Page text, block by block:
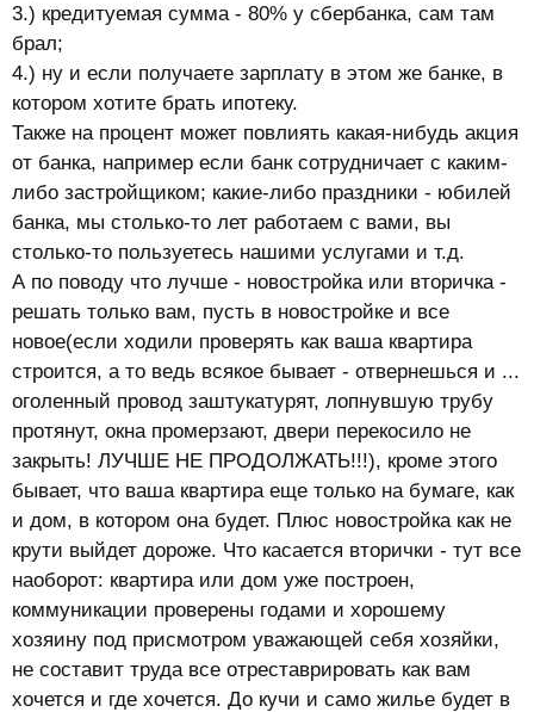
3.) кредитуемая сумма - 80% у сбербанка, сам там
брал;
4.) ну и если получаете зарплату в этом же банке, в
котором хотите брать ипотеку.
Также на процент может повлиять какая-нибудь акция
от банка, например если банк сотрудничает с каким-
либо застройщиком; какие-либо праздники - юбилей
банка, мы столько-то лет работаем с вами, вы
столько-то пользуетесь нашими услугами и т.д.
А по поводу что лучше - новостройка или вторичка -
решать только вам, пусть в новостройке и все
новое(если ходили проверять как ваша квартира
строится, а то ведь всякое бывает - отвернешься и ...
оголенный провод заштукатурят, лопнувшую трубу
протянут, окна промерзают, двери перекосило не
закрыть! ЛУЧШЕ НЕ ПРОДОЛЖАТЬ!!!), кроме этого
бывает, что ваша квартира еще только на бумаге, как
и дом, в котором она будет. Плюс новостройка как не
крути выйдет дороже. Что касается вторички - тут все
наоборот: квартира или дом уже построен,
коммуникации проверены годами и хорошему
хозяину под присмотром уважающей себя хозяйки,
не составит труда все отреставрировать как вам
хочется и где хочется. До кучи и само жилье будет в